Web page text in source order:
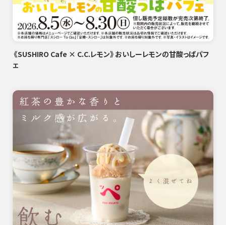
《SUSHIRO Cafe × C.C.レモン》おいしーレモンの甘酸っぱパフ
ェ